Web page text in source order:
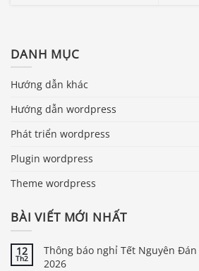
DANH MỤC
Hướng dẫn khác
Hướng dẫn wordpress
Phát triển wordpress
Plugin wordpress
Theme wordpress
BÀI VIẾT MỚI NHẤT
12
Th2
Thông báo nghỉ Tết Nguyên
2026